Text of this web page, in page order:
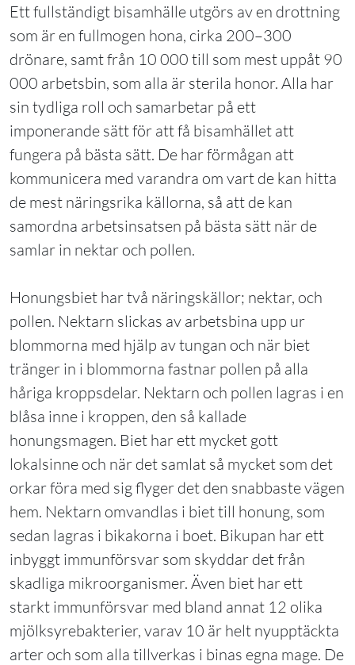
Ett fullständigt bisamhälle utgörs av en drottning
som är en fullmogen hona, cirka 200–300
drönare, samt från 10 000 till som mest uppåt 90
000 arbetsbin, som alla är sterila honor. Alla har
sin tydliga roll och samarbetar på ett
imponerande sätt för att få bisamhället att
fungera på bästa sätt. De har förmågan att
kommunicera med varandra om vart de kan hitta
de mest näringsrika källorna, så att de kan
samordna arbetsinsatsen på bästa sätt när de
samlar in nektar och pollen.
Honungsbiet har två näringskällor; nektar, och
pollen. Nektarn slickas av arbetsbina upp ur
blommorna med hjälp av tungan och när biet
tränger in i blommorna fastnar pollen på alla
håriga kroppsdelar. Nektarn och pollen lagras i en
blåsa inne i kroppen, den så kallade
honungsmagen. Biet har ett mycket gott
lokalsinne och när det samlat så mycket som det
orkar föra med sig flyger det den snabbaste vägen
hem. Nektarn omvandlas i biet till honung, som
sedan lagras i bikakorna i boet. Bikupan har ett
inbyggt immunförsvar som skyddar det från
skadliga mikroorganismer. Även biet har ett
starkt immunförsvar med bland annat 12 olika
mjölksyrebakterier, varav 10 är helt nyupptäckta
arter och som alla tillverkas i binas egna mage. De